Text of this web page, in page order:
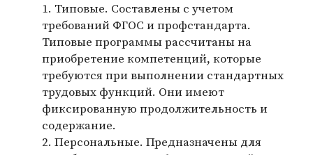
Типовые. Составлены с учетом
требований ФГОС и профстандарта.
Типовые программы рассчитаны на
приобретение компетенций, которые
требуются при выполнении стандартных
трудовых функций. Они имеют
фиксированную продолжительность и
содержание.
Персональные. Предназначены для